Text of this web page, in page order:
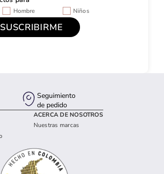
Hombre
Niños
Seguimiento
de pedido
ACERCA DE NOSOTROS
Nuestras marcas